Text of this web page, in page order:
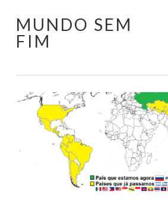
Pular
para
MUNDO SEM
FIM